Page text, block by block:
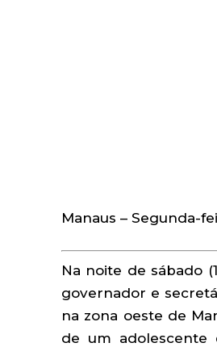
Manaus – Segunda-
Na noite de sábado
governador e
na zona oeste de
de um adolescente